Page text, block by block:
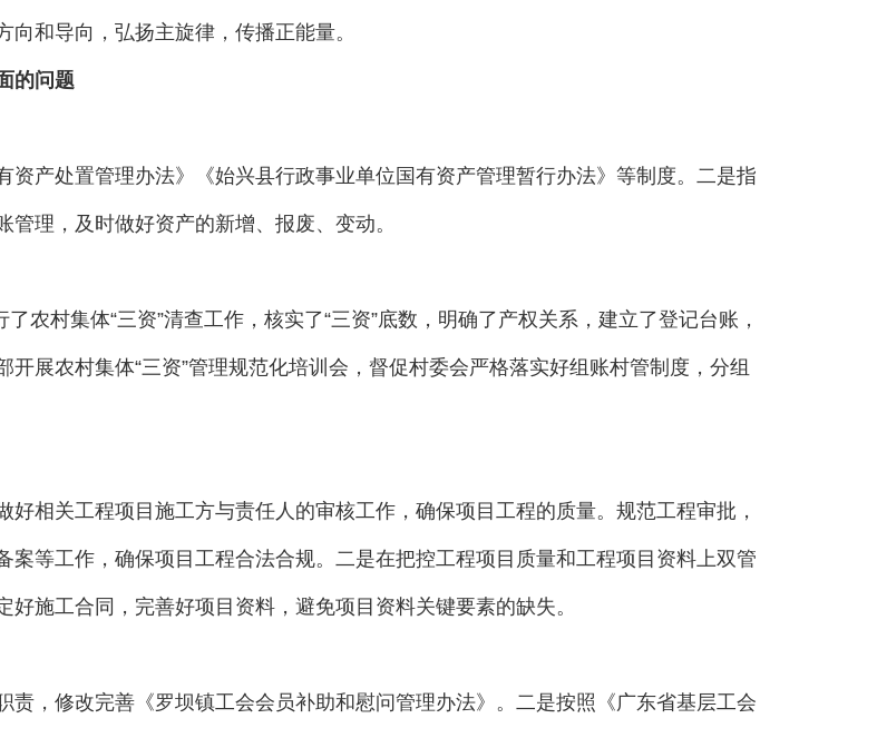
和导向，弘扬主旋律，传播正能量。
的问题
产处置管理办法》《始兴县行政事业单位国有资产管理暂行办法》等制度。二是指
理，及时做好资产的新增、报废、变动。
村集体“三资”清查工作，核实了“三资”底数，明确了产权关系，建立了登记台账，
展农村集体“三资”管理规范化培训会，督促村委会严格落实好组账村管制度，分组
关工程项目施工方与责任人的审核工作，确保项目工程的质量。规范工程审批，
等工作，确保项目工程合法合规。二是在把控工程项目质量和工程项目资料上双管
施工合同，完善好项目资料，避免项目资料关键要素的缺失。
，修改完善《罗坝镇工会会员补助和慰问管理办法》。二是按照《广东省基层工会